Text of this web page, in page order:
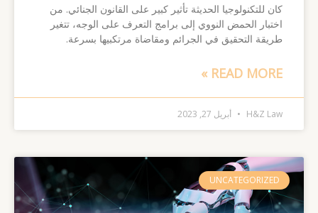
كان للتكنولوجيا الحديثة تأثير كبير على القانون الجنائي. من
اختبار الحمض النووي إلى برامج التعرف على الوجه، تتغير
طريقة التحقيق في الجرائم ومقاضاة مرتكبيها بسرعة.
READ MORE »
H&Z Law أبريل 27, 2023
UNCATEGORIZED